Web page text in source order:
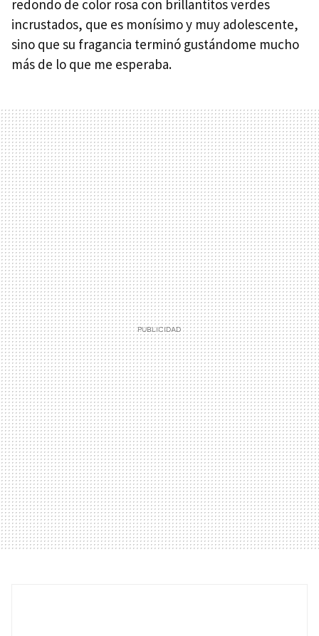
redondo de color rosa con brillantitos verdes
incrustados, que es monísimo y muy adolescente,
sino que su fragancia terminó gustándome mucho
más de lo que me esperaba.